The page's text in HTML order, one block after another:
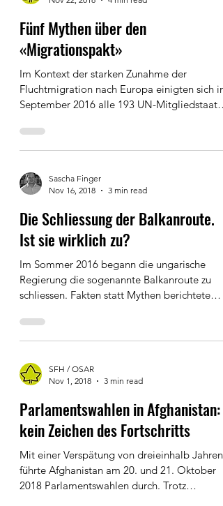
Nov 22, 2018
4 min read
Fünf Mythen über den
«Migrationspakt»
Im Kontext der starken Zunahme der
September 2016 alle 193 UN-Mitgliedstaaten
in New York...
Nov 16, 2018
3 min read
Die Schliessung der Balkanroute.
Ist sie wirklich zu?
Im Sommer 2016 begann die ungarische
schliessen. Fakten statt Mythen berichtete
damals über die...
Nov 1, 2018
3 min read
Parlamentswahlen in Afghanistan:
kein Zeichen des Fortschritts
Mit einer Verspätung von dreieinhalb Jahren